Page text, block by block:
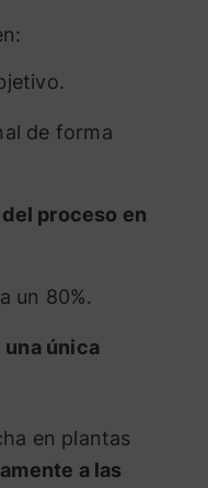
de forma
proceso en
un 80%.
una única
en plantas
a las